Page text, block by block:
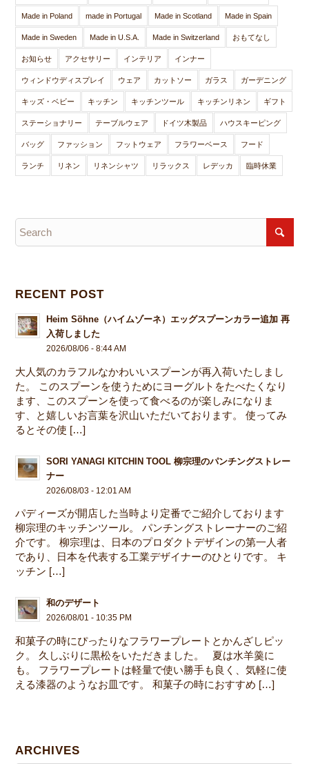
Made in Poland made in Portugal Made in Scotland Made in Spain
Made in Sweden Made in U.S.A. Made in Switzerland おもてなし
お知らせ アクセサリー インテリア インナー
ウィンドウディスプレイ ウェア カットソー ガラス ガーデニング
キッズ・ベビー キッチン キッチンツール キッチンリネン ギフト
ステーショナリー テーブルウェア ドイツ木製品 ハウスキーピング
バッグ ファッション フットウェア フラワーベース フード
ランチ リネン リネンシャツ リラックス レデッカ 臨時休業
RECENT POST
Heim Söhne（ハイムゾーネ）エッグスプーンカラー追加 再
入荷しました
2026/08/06 - 8:44 AM
大人気のカラフルなかわいいスプーンが再入荷いたしまし
た。 このスプーンを使うためにヨーグルトをたべたくなり
ます、このスプーンを使って食べるのが楽しみになりま
す、と嬉しいお言葉を沢山いただいております。 使ってみ
るとその使 […]
SORI YANAGI KITCHIN TOOL 柳宗理のパンチングストレー
ナー
2026/08/03 - 12:01 AM
パディーズが開店した当時より定番でご紹介しております
柳宗理のキッチンツール。 パンチングストレーナーのご紹
介です。 柳宗理は、日本のプロダクトデザインの第一人者
であり、日本を代表する工業デザイナーのひとりです。 キ
ッチン […]
和のデザート
2026/08/01 - 10:35 PM
和菓子の時にぴったりなフラワープレートとかんざしピッ
ク。 久しぶりに黒松をいただきました。 夏は水羊羹に
も。 フラワープレートは軽量で使い勝手も良く、気軽に使
える漆器のようなお皿です。 和菓子の時におすすめ […]
ARCHIVES